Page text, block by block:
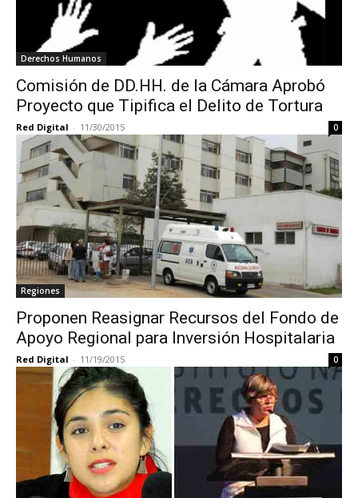
Derechos Humanos
Comisión de DD.HH. de la Cámara Aprobó
Proyecto que Tipifica el Delito de Tortura
Red Digital - 11/30/2015 0
Regiones
Proponen Reasignar Recursos del Fondo de
Apoyo Regional para Inversión Hospitalaria
Red Digital - 11/19/2015 0